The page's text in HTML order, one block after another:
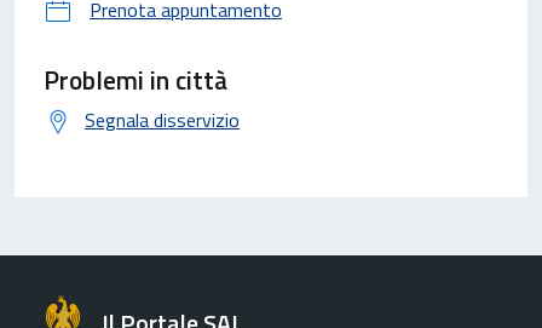
Prenota appuntamento
Problemi in città
Segnala disservizio